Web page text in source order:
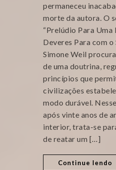
permaneceu
morte da autora. O
“Prelúdio Para Uma
Deveres Para com o
Simone Weil
de uma doutrina,
princípios que
civilizações
modo durável.
após vinte anos de
interior, trata-se
de reatar um […]
Continue lendo